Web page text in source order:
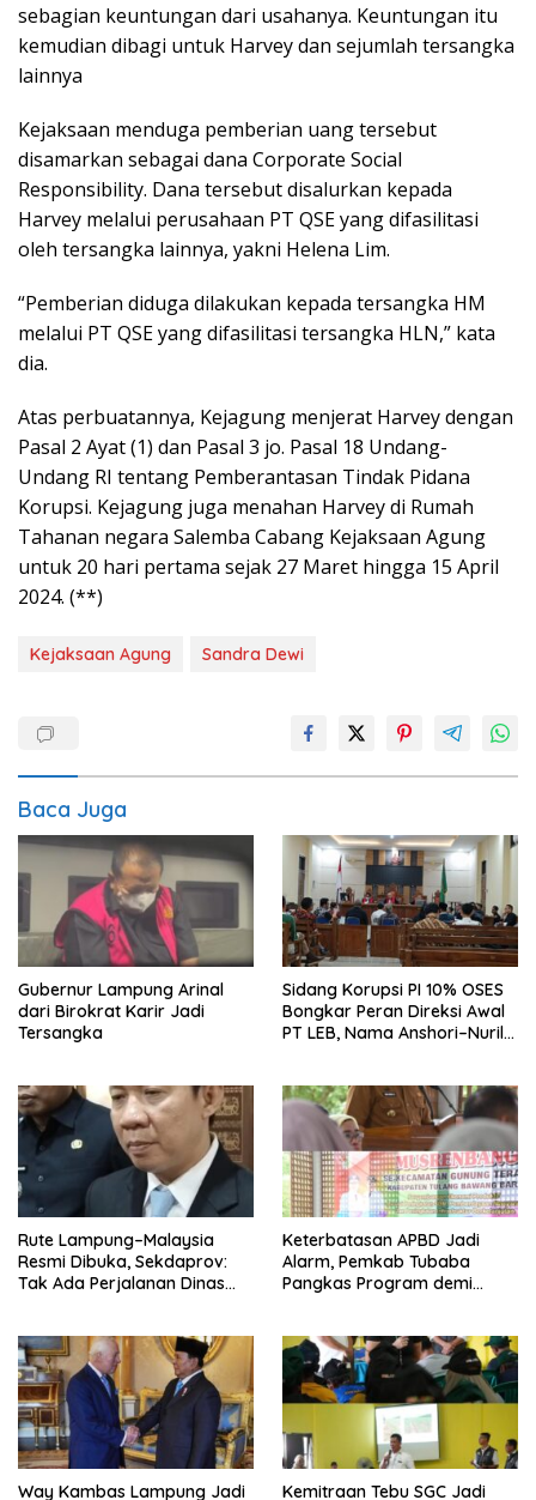
sebagian keuntungan dari usahanya. Keuntungan itu
kemudian dibagi untuk Harvey dan sejumlah tersangka
lainnya
Kejaksaan menduga pemberian uang tersebut
disamarkan sebagai dana Corporate Social
Responsibility. Dana tersebut disalurkan kepada
Harvey melalui perusahaan PT QSE yang difasilitasi
oleh tersangka lainnya, yakni Helena Lim.
“Pemberian diduga dilakukan kepada tersangka HM
melalui PT QSE yang difasilitasi tersangka HLN,” kata
dia.
Atas perbuatannya, Kejagung menjerat Harvey dengan
Pasal 2 Ayat (1) dan Pasal 3 jo. Pasal 18 Undang-
Undang RI tentang Pemberantasan Tindak Pidana
Korupsi. Kejagung juga menahan Harvey di Rumah
Tahanan negara Salemba Cabang Kejaksaan Agung
untuk 20 hari pertama sejak 27 Maret hingga 15 April
2024. (**)
Kejaksaan Agung Sandra Dewi
Baca Juga
Gubernur Lampung Arinal
dari Birokrat Karir Jadi
Tersangka
Sidang Korupsi PI 10% OSES
Bongkar Peran Direksi Awal
PT LEB, Nama Anshori–Nuril
Rute Lampung–Malaysia
Resmi Dibuka, Sekdaprov:
Tak Ada Perjalanan Dinas
Keterbatasan APBD Jadi
Alarm, Pemkab Tubaba
Pangkas Program demi
Way Kambas Lampung Jadi Kemitraan Tebu SGC Jadi